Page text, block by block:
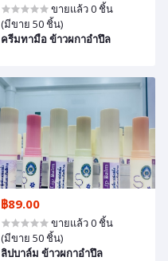
ขายแล้ว 0 ชิ้น
(มีขาย 50 ชิ้น)
ครีมทามือ ข้าวผกาอำปึล
฿89.00
ขายแล้ว 0 ชิ้น
(มีขาย 50 ชิ้น)
ลิปบาล์ม ข้าวผกาอำปึล